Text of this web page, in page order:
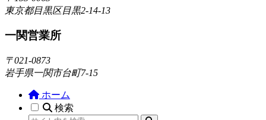
東京都目黒区目黒2-14-13
一関営業所
〒021-0873
岩手県一関市台町7-15
ホーム
検索